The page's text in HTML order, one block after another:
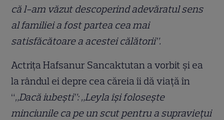
că l-am văzut descoperind adevăratul sens
al familiei a fost partea cea mai
satisfăcătoare a acestei călătorii”.
Actrița Hafsanur Sancaktutan a vorbit și ea
la rândul ei depre cea căreia îi dă viață în
“„Dacă iubești”: „Leyla își folosește
minciunile ca pe un scut pentru a supraviețui